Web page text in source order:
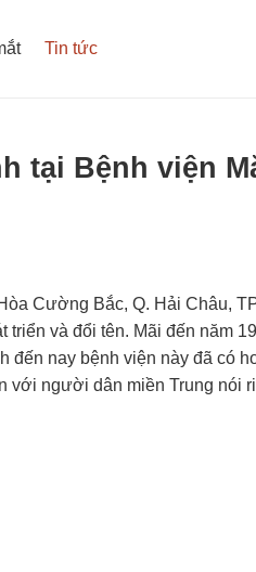
Tin tức
tại Bệnh viện
Cường Bắc, Q. Hải Châu,
và đổi tên. Mãi đến năm
nay bệnh viện này đã có
với người dân miền Trung nói